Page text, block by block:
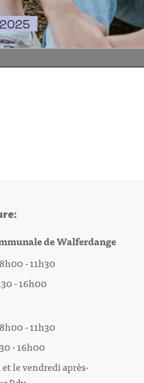
de Walferdange
- 11h30
- 11h30
le vendredi après-